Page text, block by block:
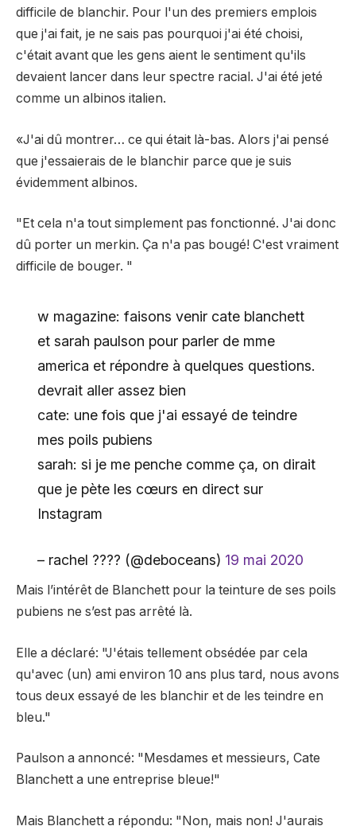
difficile de blanchir. Pour l'un des premiers emplois
que j'ai fait, je ne sais pas pourquoi j'ai été choisi,
c'était avant que les gens aient le sentiment qu'ils
devaient lancer dans leur spectre racial. J'ai été jeté
comme un albinos italien.
«J'ai dû montrer… ce qui était là-bas. Alors j'ai pensé
que j'essaierais de le blanchir parce que je suis
évidemment albinos.
"Et cela n'a tout simplement pas fonctionné. J'ai donc
dû porter un merkin. Ça n'a pas bougé! C'est vraiment
difficile de bouger. "
w magazine: faisons venir cate blanchett
et sarah paulson pour parler de mme
america et répondre à quelques questions.
devrait aller assez bien
cate: une fois que j'ai essayé de teindre
mes poils pubiens
sarah: si je me penche comme ça, on dirait
que je pète les cœurs en direct sur
Instagram
– rachel ???? (@deboceans) 19 mai 2020
Mais l’intérêt de Blanchett pour la teinture de ses poils
pubiens ne s’est pas arrêté là.
Elle a déclaré: "J'étais tellement obsédée par cela
qu'avec (un) ami environ 10 ans plus tard, nous avons
tous deux essayé de les blanchir et de les teindre en
bleu."
Paulson a annoncé: "Mesdames et messieurs, Cate
Blanchett a une entreprise bleue!"
Mais Blanchett a répondu: "Non, mais non! J'aurais